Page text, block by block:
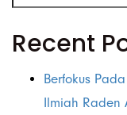
Recent
Berfokus
Ilmiah Raden